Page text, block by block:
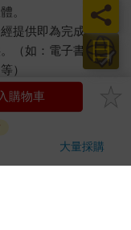
。
提供即為完成之線
（如：電子書、電
）
褲、刮鬍刀、除毛
豫期（含例假
接受單獨退貨）必須
購物車
大量採購
日
員